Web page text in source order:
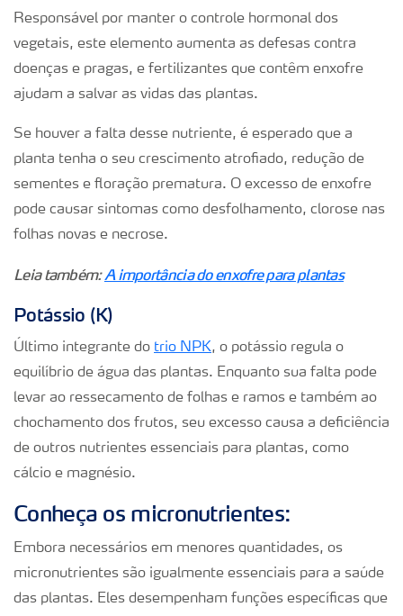
Responsável por manter o controle hormonal dos
vegetais, este elemento aumenta as defesas contra
doenças e pragas, e fertilizantes que contêm enxofre
ajudam a salvar as vidas das plantas.
Se houver a falta desse nutriente, é esperado que a
planta tenha o seu crescimento atrofiado, redução de
sementes e floração prematura. O excesso de enxofre
pode causar sintomas como desfolhamento, clorose nas
folhas novas e necrose.
Leia também:A importância do enxofre para plantas
Potássio (K)
Último integrante do trio NPK, o potássio regula o
equilíbrio de água das plantas. Enquanto sua falta pode
levar ao ressecamento de folhas e ramos e também ao
chochamento dos frutos, seu excesso causa a deficiência
de outros nutrientes essenciais para plantas, como
cálcio e magnésio.
Conheça os micronutrientes:
Embora necessários em menores quantidades, os
micronutrientes são igualmente essenciais para a saúde
das plantas. Eles desempenham funções específicas que